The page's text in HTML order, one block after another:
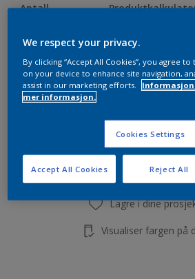
Antall
Legg i
Finn en
Lagre i dine
Visualiser fargen på
We respect your privacy.
By clicking “Accept All Cookies”, you agree
on your device to enhance site navigation,
assist in our marketing efforts.
mer informasjon.
Cookies Settings
Reject All
Accept All Cookies